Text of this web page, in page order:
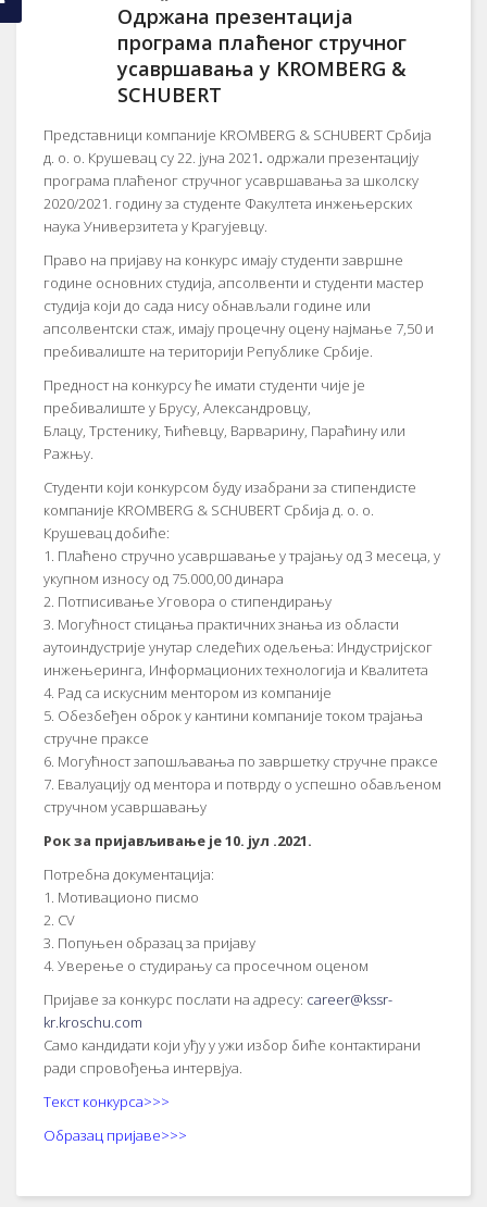
Одржана презентација
програма плаћеног стручног
усавршавања у KROMBERG &
SCHUBERT
Представници компаније KROMBERG & SCHUBERT Србија
д. о. о. Крушевац су 22. јуна 2021. одржали презентацију
програма плаћеног стручног усавршавања за школску
2020/2021. годину за студенте Факултета инжењерских
наука Универзитета у Крагујевцу.
Право на пријаву на конкурс имају студенти завршне
године основних студија, апсолвенти и студенти мастер
студија који до сада нису обнављали године или
апсолвентски стаж, имају процечну оцену најмање 7,50 и
пребивалиште на територији Републике Србије.
Предност на конкурсу ће имати студенти чије је
пребивалиште у Брусу, Александровцу,
Блацу, Трстенику, Ћићевцу, Варварину, Параћину или
Ражњу.
Студенти који конкурсом буду изабрани за стипендисте
компаније KROMBERG & SCHUBERT Србија д. о. о.
Крушевац добиће:
1. Плаћено стручно усавршавање у трајању од 3 месеца, у
укупном износу од 75.000,00 динара
2. Потписивање Уговора о стипендирању
3. Могућност стицања практичних знања из области
аутоиндустрије унутар следећих одељења: Индустријског
инжењеринга, Информационих технологија и Квалитета
4. Рад са искусним ментором из компаније
5. Обезбеђен оброк у кантини компаније током трајања
стручне праксе
6. Могућност запошљавања по завршетку стручне праксе
7. Евалуацију од ментора и потврду о успешно обављеном
стручном усавршавању
Рок за пријављивање је 10. јул .2021.
Потребна документација:
1. Мотивационо писмо
2. СV
3. Попуњен образац за пријаву
4. Уверење о студирању са просечном оценом
Пријаве за конкурс послати на адресу: career@kssr-
kr.kroschu.com
Само кандидати који уђу у ужи избор биће контактирани
ради спровођења интервјуа.
Текст конкурса>>>
Образац пријаве>>>